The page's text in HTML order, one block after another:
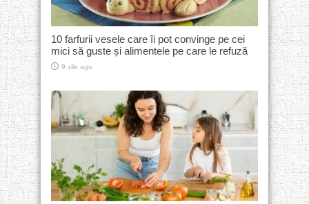
10 farfurii vesele care îi pot convinge pe cei
mici să guste și alimentele pe care le refuză
9 zile ago